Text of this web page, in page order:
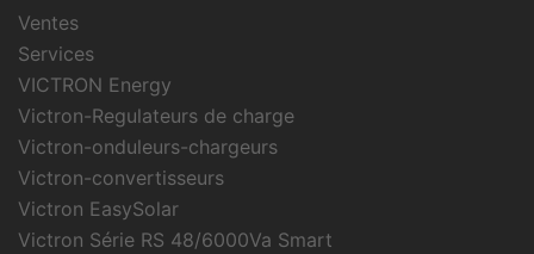
Ventes
Services
VICTRON Energy
Victron-Regulateurs de charge
Victron-onduleurs-chargeurs
Victron-convertisseurs
Victron EasySolar
Victron Série RS 48/6000Va Smart